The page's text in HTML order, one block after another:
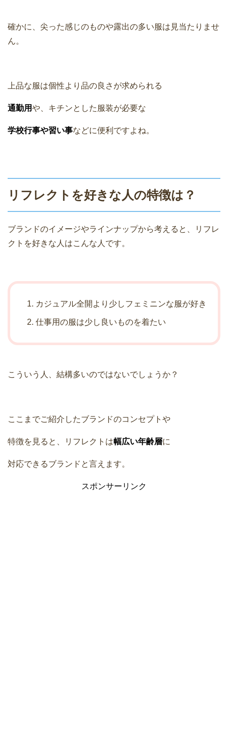
確かに、尖った感じのものや露出の多い服は見当たりませ
ん。
上品な服は個性より品の良さが求められる
通勤用や、キチンとした服装が必要な
学校行事や習い事などに便利ですよね。
リフレクトを好きな人の特徴は？
ブランドのイメージやラインナップから考えると、リフレ
クトを好きな人はこんな人です。
カジュアル全開より少しフェミニンな服が好き
仕事用の服は少し良いものを着たい
こういう人、結構多いのではないでしょうか？
ここまでご紹介したブランドのコンセプトや
特徴を見ると、リフレクトは幅広い年齢層に
対応できるブランドと言えます。
スポンサーリンク